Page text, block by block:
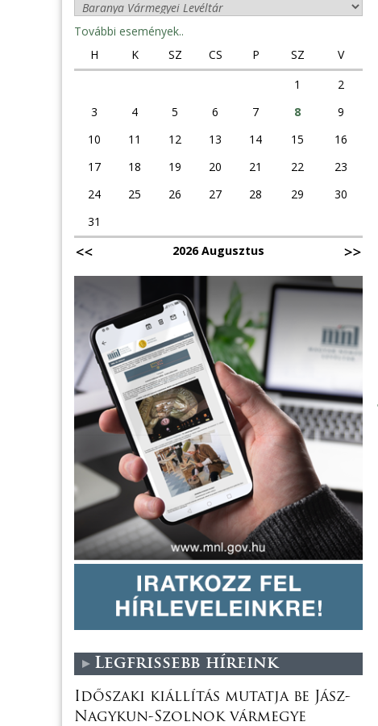
További események..
H
K SZ CS P SZ
V
1
2
3
4 5 6 7 8
9
10
11 12 13 14 15
16
17
18 19 20 21 22
23
24
25 26 27 28 29
30
31
2026 Augusztus
Legfrissebb híreink
Időszaki kiállítás mutatja be Jász-
Nagykun-Szolnok vármegye